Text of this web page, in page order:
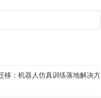
：机器人仿真训练落地解决方